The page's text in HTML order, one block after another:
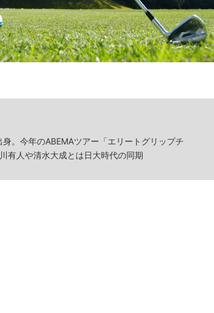
。今年のABEMAツアー「エリートグリップチ
有人や清水大成とは日大時代の同期